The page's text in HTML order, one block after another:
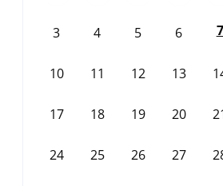
3 4 5 6 7
10 11 12 13
17 18 19 20
24 25 26 27